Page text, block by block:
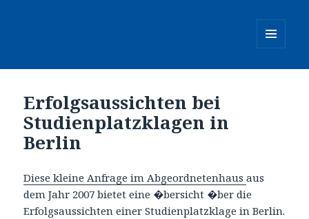
Erfolgsaussichten bei
Studienplatzklagen in
Berlin
Diese kleine Anfrage im Abgeordnetenhausaus
dem Jahr 2007 bietet eine �bersicht �ber die
Erfolgsaussichten einer Studienplatzklage in Berlin.